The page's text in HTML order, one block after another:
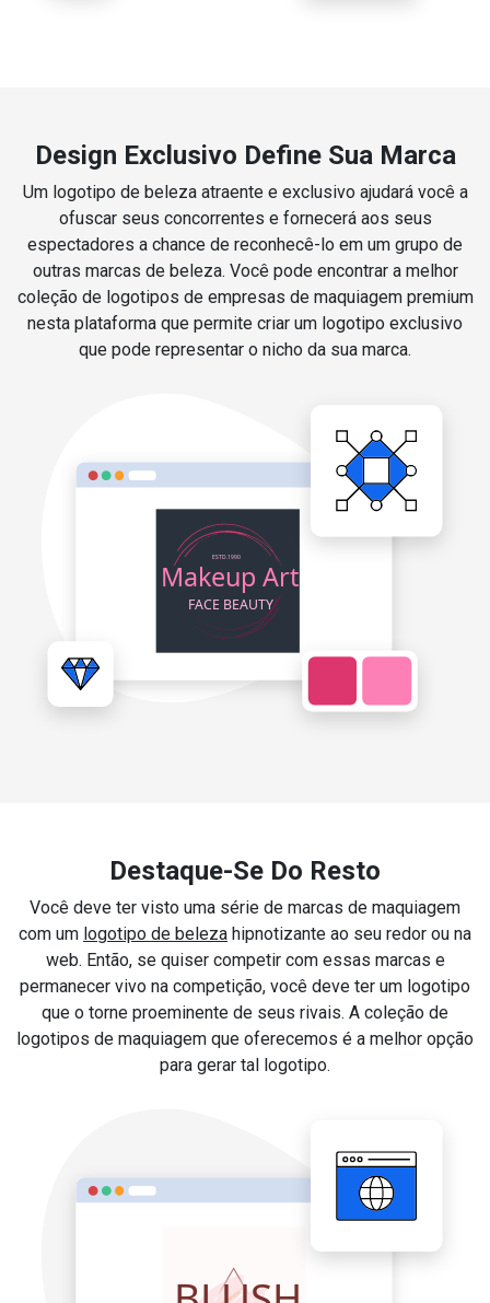
Design Exclusivo Define Sua Marca
Um logotipo de beleza atraente e exclusivo ajudará você a
ofuscar seus concorrentes e fornecerá aos seus
espectadores a chance de reconhecê-lo em um grupo de
outras marcas de beleza. Você pode encontrar a melhor
coleção de logotipos de empresas de maquiagem premium
nesta plataforma que permite criar um logotipo exclusivo
que pode representar o nicho da sua marca.
Destaque-Se Do Resto
Você deve ter visto uma série de marcas de maquiagem
com um logotipo de beleza hipnotizante ao seu redor ou na
web. Então, se quiser competir com essas marcas e
permanecer vivo na competição, você deve ter um logotipo
que o torne proeminente de seus rivais. A coleção de
logotipos de maquiagem que oferecemos é a melhor opção
para gerar tal logotipo.